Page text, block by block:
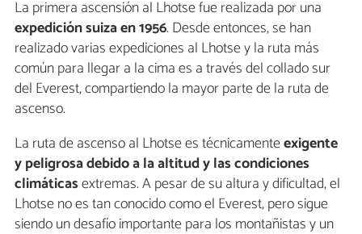
La primera ascensión al Lhotse fue realizada por una
expedición suiza en 1956. Desde entonces, se han
realizado varias expediciones al Lhotse y la ruta más
común para llegar a la cima es a través del collado sur
del Everest, compartiendo la mayor parte de la ruta de
ascenso.
La ruta de ascenso al Lhotse es técnicamenteexigente
y peligrosa debido a la altitud y las condiciones
climáticasextremas. A pesar de su altura y dificultad, el
Lhotse no es tan conocido como el Everest, pero sigue
siendo un desafío importante para los montañistas y un